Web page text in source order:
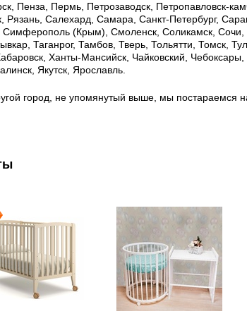
Пенза, Пермь, Петрозаводск, Петропавловск-
Рязань, Салехард, Самара, Санкт-Петербург,
(Крым), Смоленск, Соликамск, Сочи,
Таганрог, Тамбов, Тверь, Тольятти, Томск,
Ханты-Мансийск, Чайковский, Чебоксары,
Якутск, Ярославль.
город, не упомянутый выше, мы постараемся